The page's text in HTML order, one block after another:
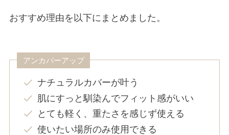
おすすめ理由を以下にまとめました。
アンカバーアップ
ナチュラルカバーが叶う
肌にすっと馴染んでフィット感がいい
とても軽く、重たさを感じず使える
使いたい場所のみ使用できる